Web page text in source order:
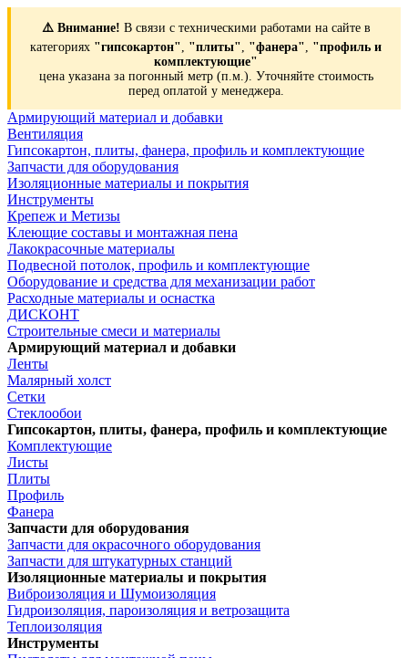
⚠️ Внимание! В связи с техническими работами на сайте в
категориях "гипсокартон", "плиты", "фанера", "профиль и
комплектующие"
цена указана за погонный метр (п.м.). Уточняйте стоимость
перед оплатой у менеджера.
Армирующий материал и добавки
Вентиляция
Гипсокартон, плиты, фанера, профиль и комплектующие
Запчасти для оборудования
Изоляционные материалы и покрытия
Инструменты
Крепеж и Метизы
Клеющие составы и монтажная пена
Лакокрасочные материалы
Подвесной потолок, профиль и комплектующие
Оборудование и средства для механизации работ
Расходные материалы и оснастка
ДИСКОНТ
Строительные смеси и материалы
Армирующий материал и добавки
Ленты
Малярный холст
Сетки
Стеклообои
Гипсокартон, плиты, фанера, профиль и комплектующие
Комплектующие
Листы
Плиты
Профиль
Фанера
Запчасти для оборудования
Запчасти для окрасочного оборудования
Запчасти для штукатурных станций
Изоляционные материалы и покрытия
Виброизоляция и Шумоизоляция
Гидроизоляция, пароизоляция и ветрозащита
Теплоизоляция
Инструменты